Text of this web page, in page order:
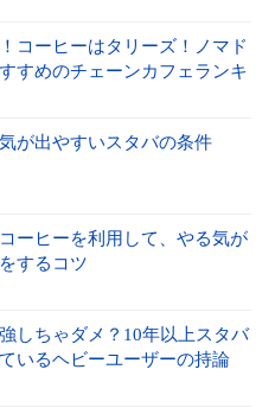
コーヒーはタリーズ！ノマド
すめのチェーンカフェランキ
が出やすいスタバの条件
ーヒーを利用して、やる気が
するコツ
しちゃダメ？10年以上スタバ
いるヘビーユーザーの持論